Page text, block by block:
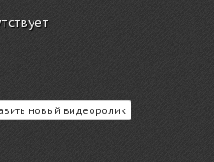
новый видеоролик